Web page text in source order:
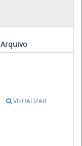
Arquivo
VISUALIZAR